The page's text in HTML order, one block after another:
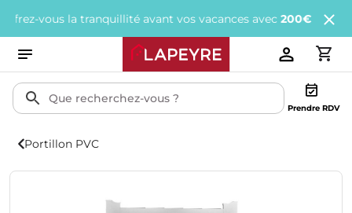
vous la tranquillité avant vos vacances avec200€ offerts tous
Prendre RDV
Portillon PVC